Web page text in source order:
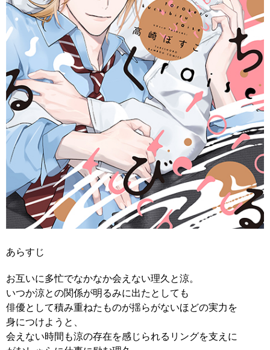
あらすじ
お互いに多忙でなかなか会えない理久と涼。
いつか涼との関係が明るみに出たとしても
俳優として積み重ねたものが揺らがないほどの実力を
身につけようと、
会えない時間も涼の存在を感じられるリングを支えに